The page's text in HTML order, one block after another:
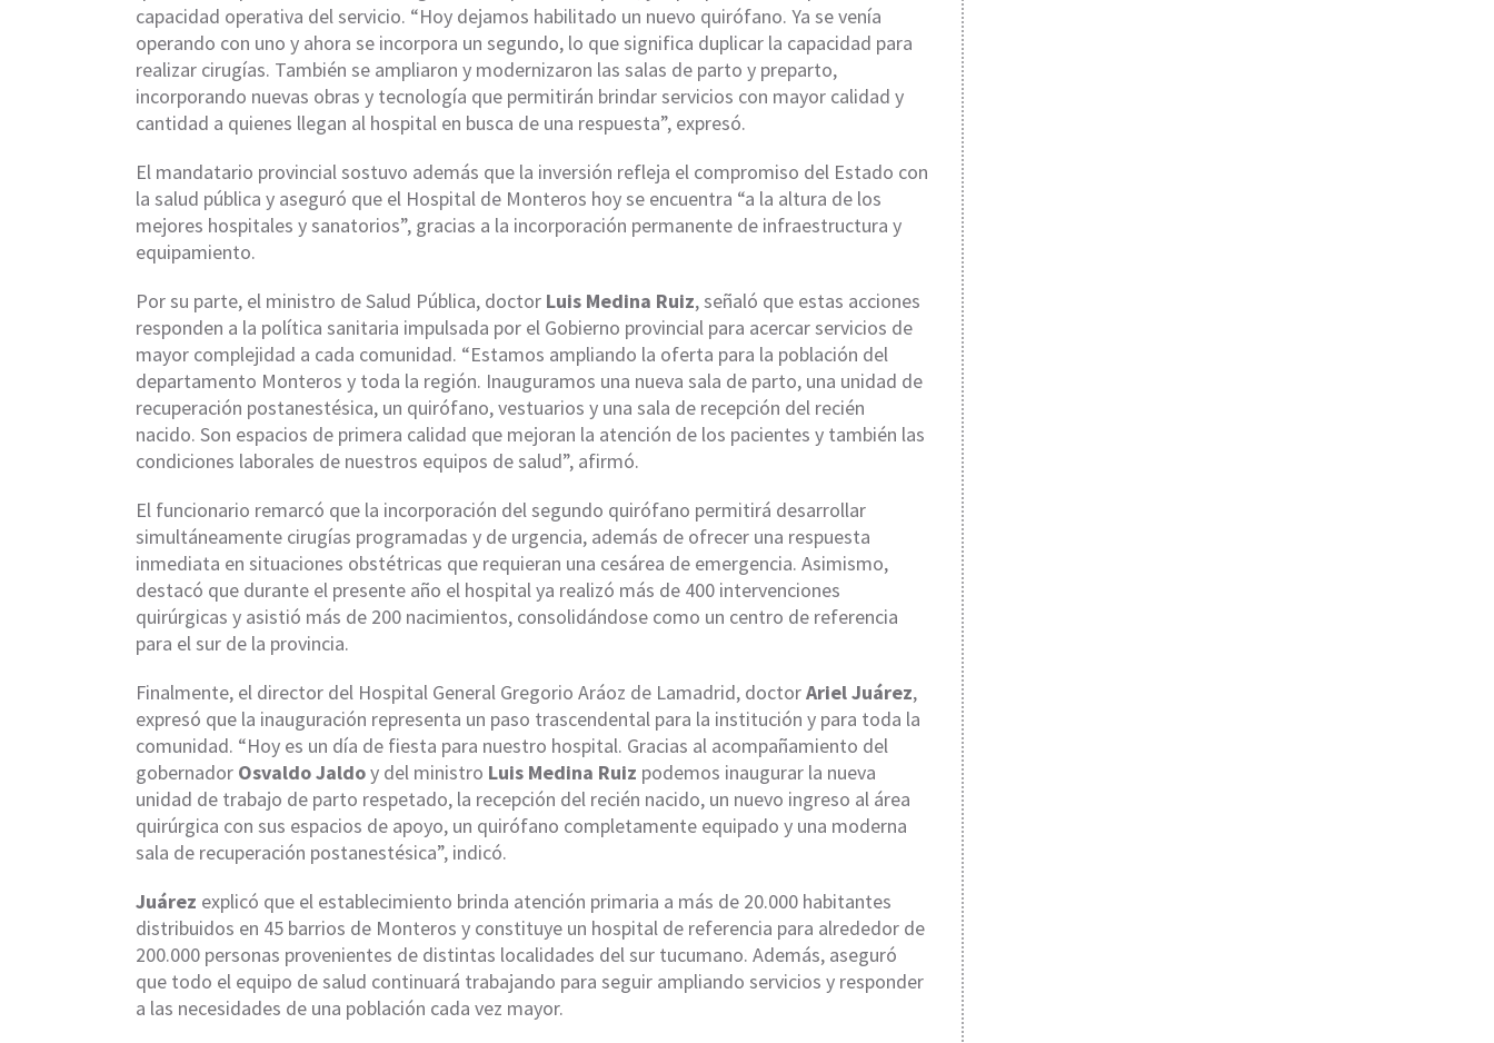
capacidad operativa del servicio. “Hoy dejamos habilitado un nuevo quirófano. Ya se venía
operando con uno y ahora se incorpora un segundo, lo que significa duplicar la capacidad para
realizar cirugías. También se ampliaron y modernizaron las salas de parto y preparto,
incorporando nuevas obras y tecnología que permitirán brindar servicios con mayor calidad y
cantidad a quienes llegan al hospital en busca de una respuesta”, expresó.
El mandatario provincial sostuvo además que la inversión refleja el compromiso del Estado con
la salud pública y aseguró que el Hospital de Monteros hoy se encuentra “a la altura de los
mejores hospitales y sanatorios”, gracias a la incorporación permanente de infraestructura y
equipamiento.
Por su parte, el ministro de Salud Pública, doctor Luis Medina Ruiz, señaló que estas acciones
responden a la política sanitaria impulsada por el Gobierno provincial para acercar servicios de
mayor complejidad a cada comunidad. “Estamos ampliando la oferta para la población del
departamento Monteros y toda la región. Inauguramos una nueva sala de parto, una unidad de
recuperación postanestésica, un quirófano, vestuarios y una sala de recepción del recién
nacido. Son espacios de primera calidad que mejoran la atención de los pacientes y también las
condiciones laborales de nuestros equipos de salud”, afirmó.
El funcionario remarcó que la incorporación del segundo quirófano permitirá desarrollar
simultáneamente cirugías programadas y de urgencia, además de ofrecer una respuesta
inmediata en situaciones obstétricas que requieran una cesárea de emergencia. Asimismo,
destacó que durante el presente año el hospital ya realizó más de 400 intervenciones
quirúrgicas y asistió más de 200 nacimientos, consolidándose como un centro de referencia
para el sur de la provincia.
Finalmente, el director del Hospital General Gregorio Aráoz de Lamadrid, doctorAriel Juárez,
expresó que la inauguración representa un paso trascendental para la institución y para toda la
comunidad. “Hoy es un día de fiesta para nuestro hospital. Gracias al acompañamiento del
gobernador Osvaldo Jaldoy del ministro Luis Medina Ruiz podemos inaugurar la nueva
unidad de trabajo de parto respetado, la recepción del recién nacido, un nuevo ingreso al área
quirúrgica con sus espacios de apoyo, un quirófano completamente equipado y una moderna
sala de recuperación postanestésica”, indicó.
Juárez explicó que el establecimiento brinda atención primaria a más de 20.000 habitantes
distribuidos en 45 barrios de Monteros y constituye un hospital de referencia para alrededor de
200.000 personas provenientes de distintas localidades del sur tucumano. Además, aseguró
que todo el equipo de salud continuará trabajando para seguir ampliando servicios y responder
a las necesidades de una población cada vez mayor.